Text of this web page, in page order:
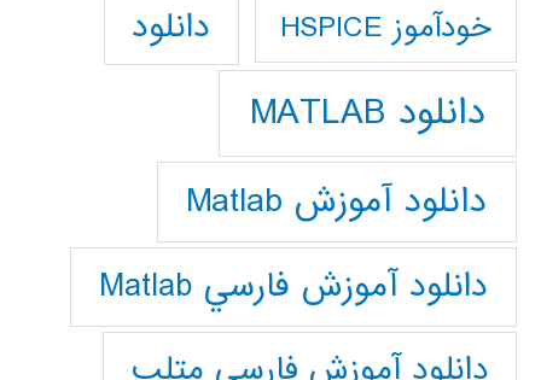
خودآموز HSPICE دانلود
دانلود MATLAB
دانلود آموزش Matlab
دانلود آموزش فارسي Matlab